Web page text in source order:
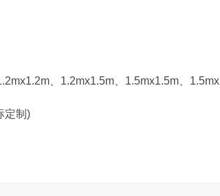
、1.2mx1.5m、1.5mx1.5m、
制)